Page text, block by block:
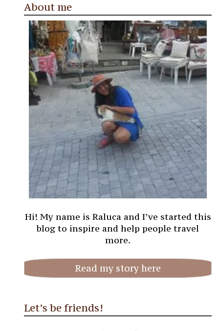
About me
Hi! My name is Raluca and I’ve started this
blog to inspire and help people travel
more.
Read my story here
Let’s be friends!